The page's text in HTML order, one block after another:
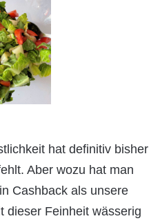
hat definitiv bisher
Aber wozu hat man
Cashback als unsere
dieser Feinheit wässerig